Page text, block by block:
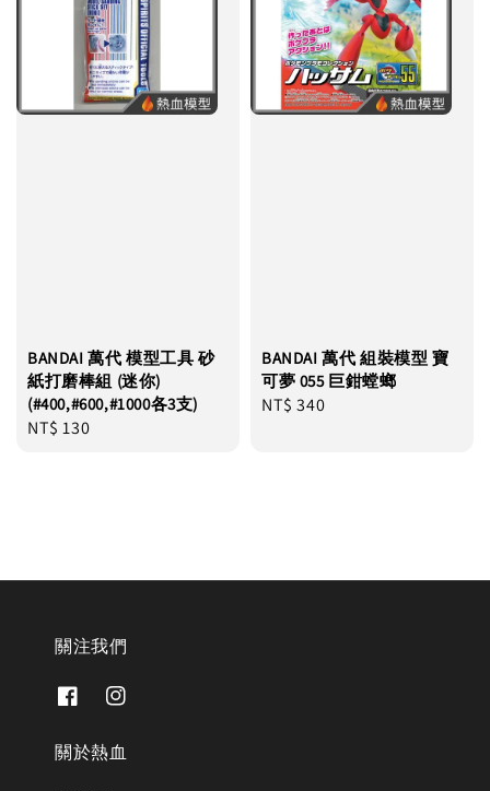
BANDAI 萬代 模型工具 砂
紙打磨棒組 (迷你)
(#400,#600,#1000各3支)
Regular
NT$ 130
BANDAI 萬代 組裝模型 寶
可夢 055 巨鉗螳螂
Regular
NT$ 340
關注我們
關於熱血